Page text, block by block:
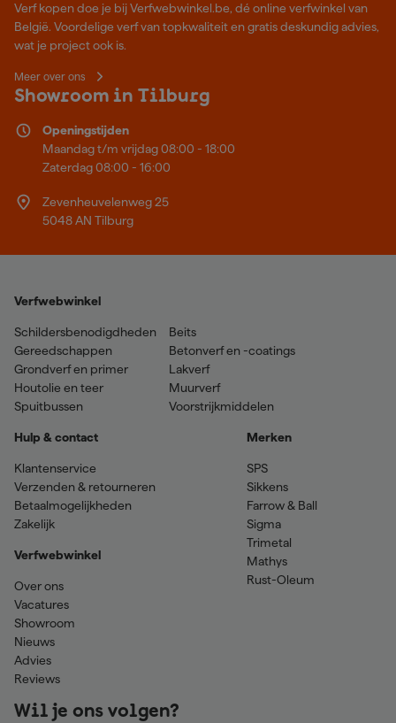
Verf kopen doe je bij Verfwebwinkel.be, dé online verfwinkel van
België. Voordelige verf van topkwaliteit en gratis deskundig advies,
wat je project ook is.
Meer over ons
Showroom in Tilburg
Openingstijden
Maandag t/m vrijdag 08:00 - 18:00
Zaterdag 08:00 - 16:00
Zevenheuvelenweg 25
5048 AN Tilburg
Verfwebwinkel
Schildersbenodigdheden
Gereedschappen
Grondverf en primer
Houtolie en teer
Spuitbussen
Beits
Betonverf en -coatings
Lakverf
Muurverf
Voorstrijkmiddelen
Hulp & contact
Klantenservice
Verzenden & retourneren
Betaalmogelijkheden
Zakelijk
Verfwebwinkel
Over ons
Vacatures
Showroom
Nieuws
Advies
Reviews
Merken
SPS
Sikkens
Farrow & Ball
Sigma
Trimetal
Mathys
Rust-Oleum
Wil je ons volgen?